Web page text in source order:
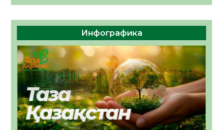
Инфографика